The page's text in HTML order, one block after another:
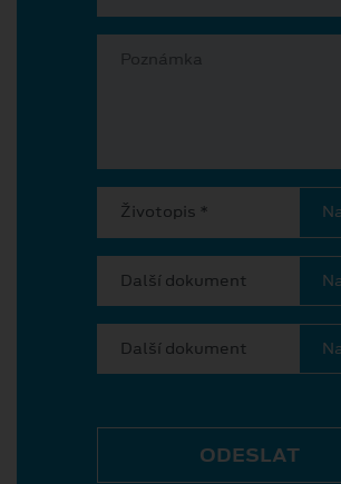
Životopis *
Další dokument
Další dokument
ODESLAT